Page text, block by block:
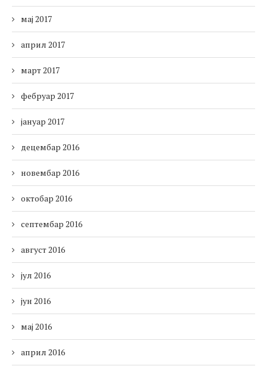
мај 2017
април 2017
март 2017
фебруар 2017
јануар 2017
децембар 2016
новембар 2016
октобар 2016
септембар 2016
август 2016
јул 2016
јун 2016
мај 2016
април 2016